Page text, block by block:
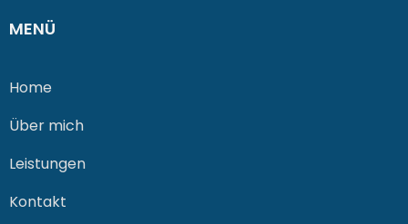
MENÜ
Home
Über mich
Leistungen
Kontakt